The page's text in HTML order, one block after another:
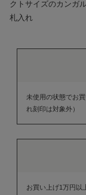
クトサイズのカンガ
札入れ
未使用の状態でお
れ刻印は対象外）
お買い上げ1万円以